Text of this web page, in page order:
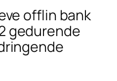
offlin bank
gedurende